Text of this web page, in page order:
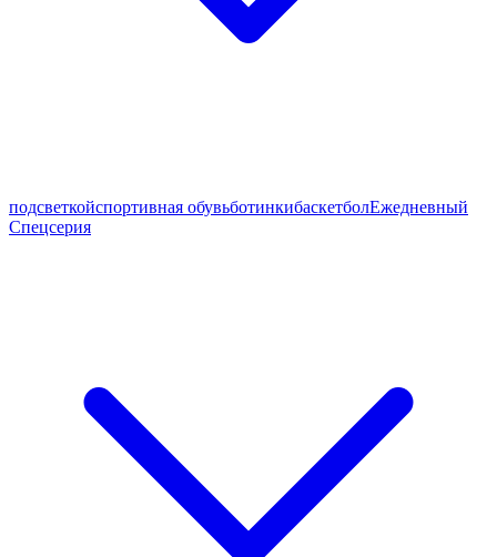
подсветкойспортивная обувьботинкибаскетболЕжедневный
Спецсерия